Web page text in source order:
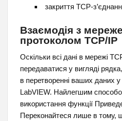
закриття ТСР-
Взаємодія з
протоколом TCP/IP
Оскільки всі дані в мережі
передаватися у вигляді
в перетворенні ваших даних
LabVIEW. Найлегшим
використання функції
Переконайтеся лише в тому,